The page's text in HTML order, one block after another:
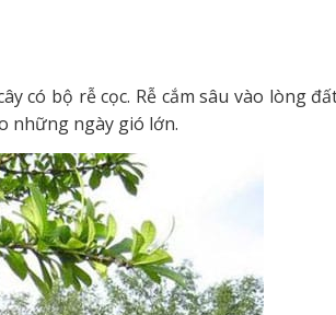
có bộ rễ cọc. Rễ cắm sâu vào lòng
những ngày gió lớn.